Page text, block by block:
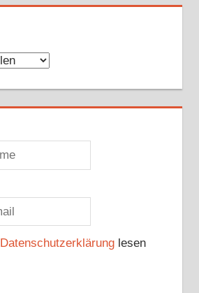
Datenschutzerklärunglesen